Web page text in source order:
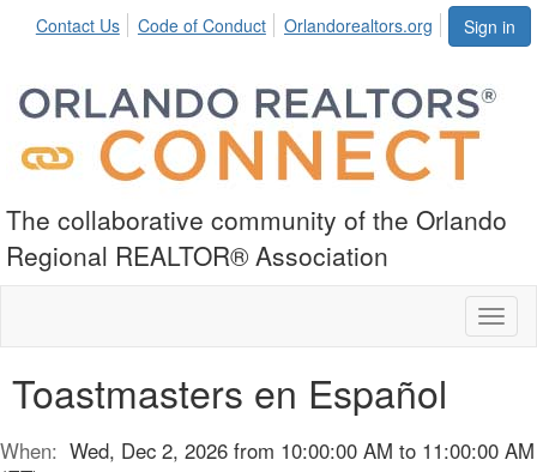
Sign in
Contact Us Code of Conduct Orlandorealtors.org
The collaborative community of the Orlando
Regional REALTOR® Association
Toastmasters en Español
When: Wed, Dec 2, 2026 from 10:00:00 AM to 11:00:00 AM